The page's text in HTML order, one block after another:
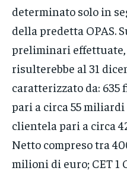
determinato solo in
della predetta OPAS.
preliminari
risulterebbe al 31
caratterizzato da:
pari a circa 55
clientela pari a circa
Netto compreso tra
milioni di euro; CET 1